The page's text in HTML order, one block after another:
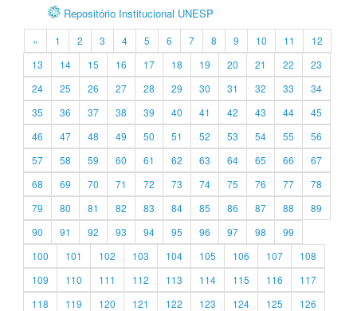
Repositório Institucional UNESP
« 1 2 3 4 5 6 7 8 9 10 11
12
13
14 15 16 17 18 19 20 21 22
23
24
25 26 27 28 29 30 31 32 33
34
35
36 37 38 39 40 41 42 43 44
45
46
47 48 49 50 51 52 53 54 55
56
57
58 59 60 61 62 63 64 65 66
67
68
69 70 71 72 73 74 75 76 77
78
79
80 81 82 83 84 85 86 87 88
89
90
91 92 93 94 95 96 97 98
99
100
101 102 103 104 105 106 107
108
109
110 111 112 113 114 115 116
117
118
119 120 121 122 123 124 125
126